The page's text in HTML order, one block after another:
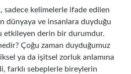
sadece kelimelerle ifade edilen
dünyaya ve insanlara duyduğu
etkileyen derin bir durumdur.
Çoğu zaman duyduğumuz
ya da işitsel zorluk anlamına
farklı sebeplerle bireylerin